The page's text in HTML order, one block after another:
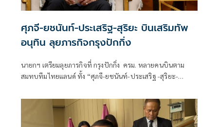
ศุภจี-ยชนันท์-ประเสริฐ-สุริยะ บินเสริมทัพ
อนุทิน ลุยภารกิจกรุงปักกิ่ง
นายกฯ เตรียมลุยภารกิจที่ กรุงปักกิ่ง ครม. หลายคนบินตาม
สมทบทีมไทยแลนด์ ทั้ง “ศุภจี-ยชนันท์-ประเสริฐ -สุริยะ-